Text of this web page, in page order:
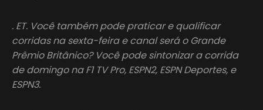
. ET. Você também pode praticar e qualificar
corridas na sexta-feira e canal será o Grande
Prêmio Britânico? Você pode sintonizar a corrida
de domingo na F1 TV Pro, ESPN2, ESPN Deportes, e
ESPN3.